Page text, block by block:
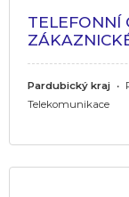
TELEFONNÍ
Pardubický kraj •
Telekomunikace